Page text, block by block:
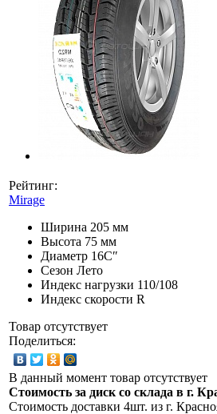
Рейтинг:
Mirage
Ширина 205 мм
Высота 75 мм
Диаметр 16C″
Сезон Лето
Индекс нагрузки 110/108
Индекс скорости R
Товар отсутствует
Поделиться:
В данный момент товар отсутствует
Стоимость за диск со склада в г.
Стоимость доставки 4шт. из г.